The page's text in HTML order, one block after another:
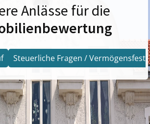
Anlässe für die
Steuerliche Fragen /